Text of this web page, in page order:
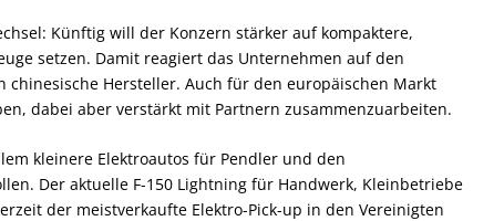
Künftig will der Konzern stärker auf kompaktere,
setzen. Damit reagiert das Unternehmen auf den
Hersteller. Auch für den europäischen Markt
dabei aber verstärkt mit Partnern zusammenzuarbeiten.
kleinere Elektroautos für Pendler und den
Der aktuelle F-150 Lightning für Handwerk, Kleinbetriebe
der meistverkaufte Elektro-Pick-up in den Vereinigten